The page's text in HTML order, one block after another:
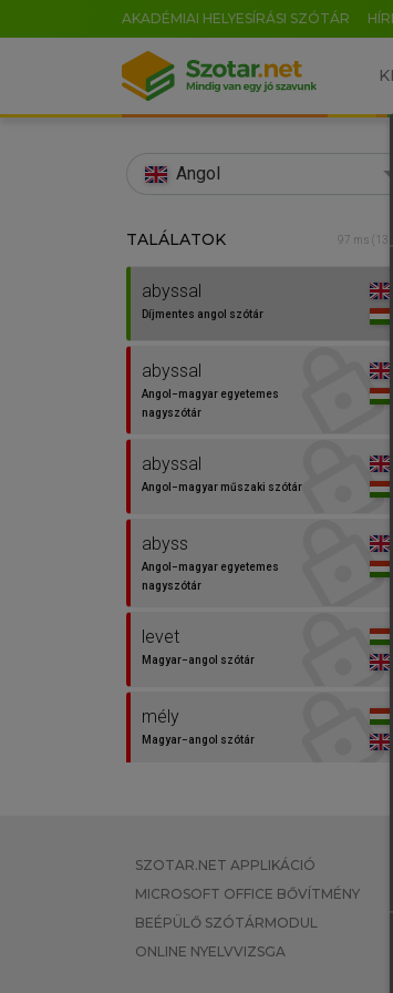
AKADÉMIAI HELYESÍRÁSI SZÓTÁR
Angol
TALÁLATOK 97 ms (13
abyssal
Díjmentes angol szótár
abyssal
Angol−magyar egyetemes
nagyszótár
abyssal
Angol−magyar műszaki szótár
abyss
Angol−magyar egyetemes
nagyszótár
levet
Magyar−angol szótár
mély
Magyar−angol szótár
mélytengeri
Magyar−angol egyetemes
nagyszótár
SZOTAR.NET APPLIKÁCIÓ
MICROSOFT OFFICE BŐVÍTMÉNY
BEÉPÜLŐ SZÓTÁRMODUL
ONLINE NYELVVIZSGA